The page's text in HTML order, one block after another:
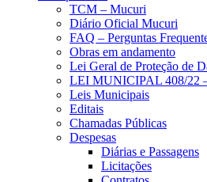
TCM – Mucuri
Diário Oficial Mucuri
FAQ – Perguntas
Obras em andamento
Lei Geral de Proteção de
LEI MUNICIPAL 408/22
Leis Municipais
Editais
Chamadas Públicas
Despesas
Diárias e Passagens
Licitações